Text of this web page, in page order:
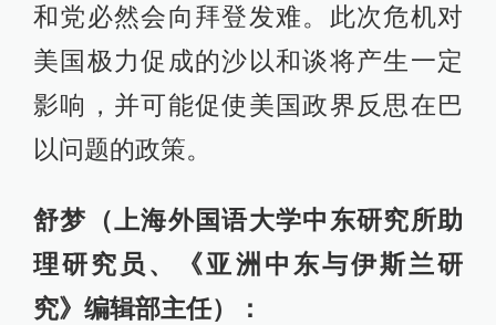
和党必然会向拜登发难。此次危机对
美国极力促成的沙以和谈将产生一定
影响，并可能促使美国政界反思在巴
以问题的政策。
舒梦（上海外国语大学中东研究所助
理研究员、《亚洲中东与伊斯兰研
究》编辑部主任）：